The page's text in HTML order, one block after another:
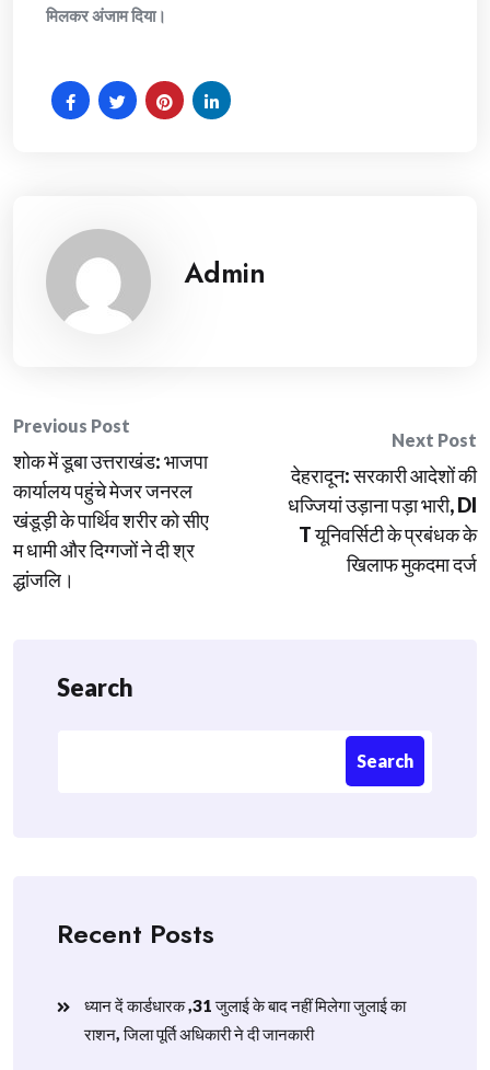
मिलकर अंजाम दिया।
Admin
Post
navigation
Previous Post
शोक में डूबा उत्तराखंड: भाजपा
कार्यालय पहुंचे मेजर जनरल
खंडूड़ी के पार्थिव शरीर को सीए
म धामी और दिग्गजों ने दी श्र
द्धांजलि।
Next Post
देहरादून: सरकारी आदेशों की
धज्जियां उड़ाना पड़ा भारी, DI
T यूनिवर्सिटी के प्रबंधक के
खिलाफ मुकदमा दर्ज
Search
Search
Recent Posts
ध्यान दें कार्डधारक ,31 जुलाई के बाद नहीं मिलेगा जुलाई का
राशन, जिला पूर्ति अधिकारी ने दी जानकारी